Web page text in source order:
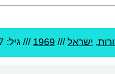
, ישראל///
1969 /// גיל: 57